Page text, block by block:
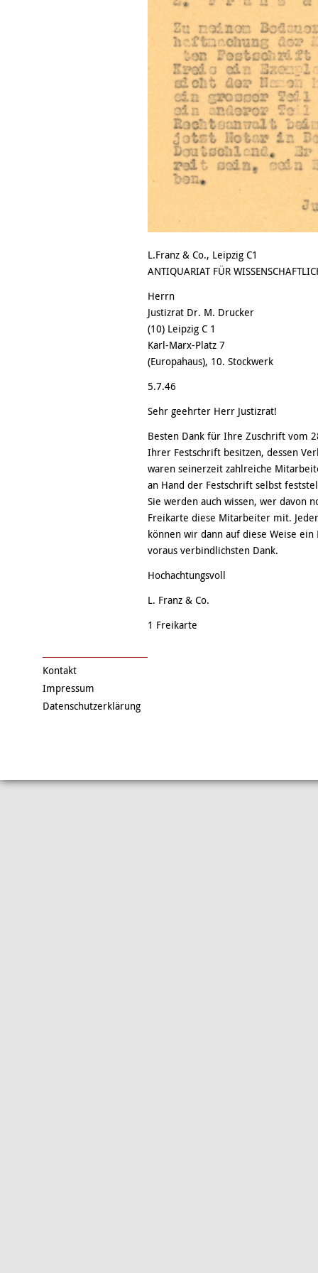
L.Franz & Co., Leipzig C1
ANTIQUARIAT FÜR
Herrn
Justizrat Dr. M. Drucker
(10) Leipzig C 1
Karl-Marx-Platz 7
(Europahaus), 10. Stockwerk
5.7.46
Sehr geehrter Herr Justizrat!
Besten Dank für Ihre Zuschrift vom
Ihrer Festschrift besitzen, dessen
waren seinerzeit zahlreiche
an Hand der Festschrift selbst
Sie werden auch wissen, wer davon
Freikarte diese Mitarbeiter mit.
können wir dann auf diese Weise
voraus verbindlichsten Dank.
Hochachtungsvoll
L. Franz & Co.
1 Freikarte
Kontakt
Impressum
Datenschutzerklärung